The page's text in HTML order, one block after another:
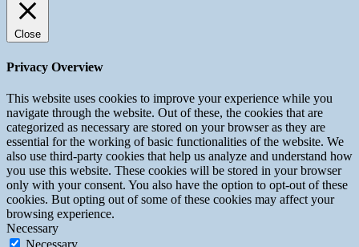
Close
Privacy Overview
This website uses cookies to improve your experience while you
navigate through the website. Out of these, the cookies that are
categorized as necessary are stored on your browser as they are
essential for the working of basic functionalities of the website. We
also use third-party cookies that help us analyze and understand how
you use this website. These cookies will be stored in your browser
only with your consent. You also have the option to opt-out of these
cookies. But opting out of some of these cookies may affect your
browsing experience.
Necessary
Necessary